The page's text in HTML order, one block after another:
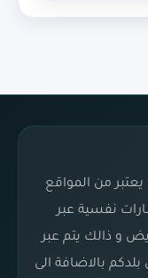
من المواقع
نفسية عبر
و ذالك يتم عبر
بالاضافة الى